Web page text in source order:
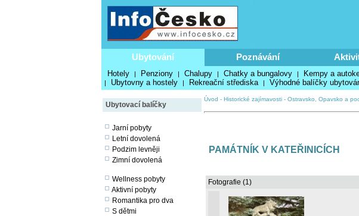
Ubytování Poznávání
Hotely | Penziony | Chalupy | Chatky a bungalovy | Kempy a
| Ubytovny a hostely | Rekreační střediska | Výhodné balíčky
Ubytovací balíčky
Jarní pobyty
Letní dovolená
Podzim levněji
Zimní dovolená
Wellness pobyty
Aktivní pobyty
Romantika pro dva
S dětmi
Úvod - Historické zajímavosti- Ostravsko, Opavsko a
PAMÁTNÍK V KATEŘINICÍCH
Fotografie (1)